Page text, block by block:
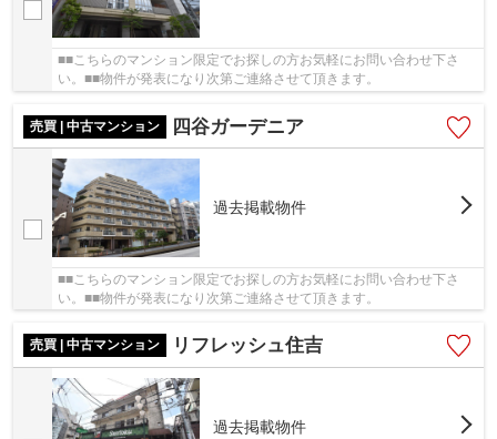
■■こちらのマンション限定でお探しの方お気軽にお問い合わせ下さ
い。■■物件が発表になり次第ご連絡させて頂きます。
売買 | 中古マンション 四谷ガーデニア
過去掲載物件
■■こちらのマンション限定でお探しの方お気軽にお問い合わせ下さ
い。■■物件が発表になり次第ご連絡させて頂きます。
売買 | 中古マンション リフレッシュ住吉
過去掲載物件